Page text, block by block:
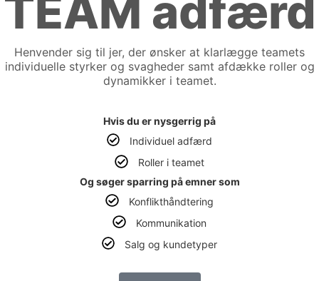
TEAM adfærd
Henvender sig til jer, der ønsker at klarlægge teamets
individuelle styrker og svagheder samt afdække roller og
dynamikker i teamet.
Hvis du er nysgerrig på
Individuel adfærd
Roller i teamet
Og søger sparring på emner som
Konflikthåndtering
Kommunikation
Salg og kundetyper